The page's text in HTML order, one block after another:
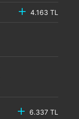
4.163 TL
6.337 TL